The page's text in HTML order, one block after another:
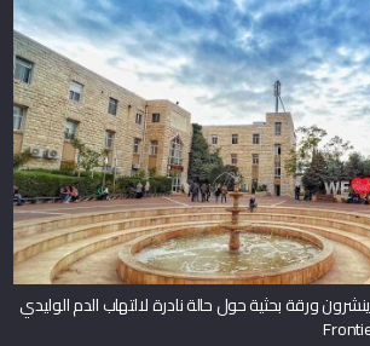
ورقة بحثية حول حالة نادرة لالتهاب الدم الوليدي